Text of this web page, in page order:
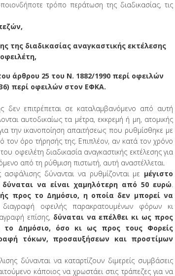
τρόπο περάτωση της διαδικασίας, τις
της διαδικασίας αναγκαστικής εκτέλεσης
άρθρου 25 του Ν. 1882/1990 περί οφειλών
περί οφειλών στον ΕΦΚΑ.
δεν επιτρέπεται σε καταλαμβανόμενο από αυτή
αυτοδικαίως τα μέτρα, εκκρεμή ή μη, ατομικής
την ικανοποίηση απαιτήσεως που ρυθμίσθηκε με
όρο τήρησής της. Επιπλέον, αν κατά τον χρόνο
οφειλέτη διαδικασία αναγκαστικής εκτέλεσης για
από τη ρύθμιση πιστωτή, αυτή αναστέλλεται.
δύνανται να ρυθμίζονται με μέγιστο
να είναι χαμηλότερη από 50 ευρώ
προς το Δημόσιο, η οποία δεν μπορεί να
οφειλής παρακρατουμένων φόρων κι
επίσης, δύναται να επέλθει κι ως προς
το Δημόσιο, όσο κι ως προς τους Φορείς
τόκων, προσαυξήσεων και προστίμων
δύνανται να καταρτίζουν διμερείς συμβάσεις
κάποιος να χρωστάει στις τράπεζες για να